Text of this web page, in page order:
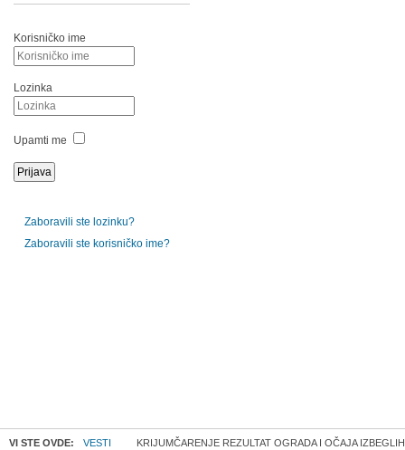
Korisničko ime
Lozinka
Upamti me
Zaboravili ste lozinku?
Zaboravili ste korisničko ime?
VI STE OVDE: VESTI KRIJUMČARENJE REZULTAT OGRADA I OČAJA IZBEGLIH